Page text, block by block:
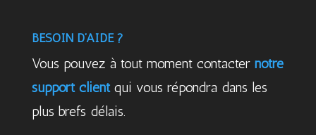
BESOIN D’AIDE ?
Vous pouvez à tout moment contacter notre
support clientqui vous répondra dans les
plus brefs délais.